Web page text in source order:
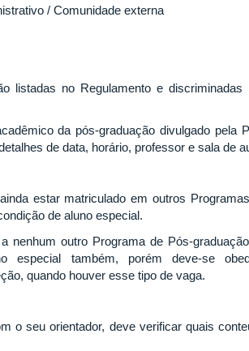
/ Comunidade externa
listadas no Regulamento e discriminadas
da pós-graduação divulgado pela
de data, horário, professor e sala de
estar matriculado em outros
de aluno especial.
nenhum outro Programa de Pós-
especial também, porém deve-se
quando houver esse tipo de vaga.
o seu orientador, deve verificar quais